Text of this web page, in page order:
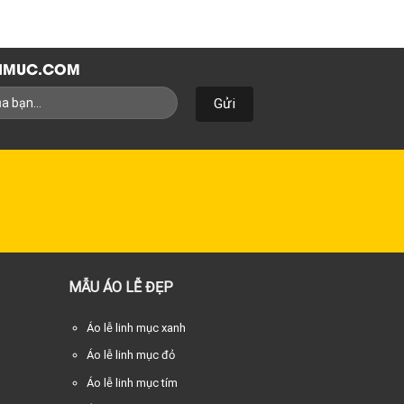
MẪU ÁO LỄ ĐẸP
Áo lễ linh mục xanh
Áo lễ linh mục đỏ
Áo lễ linh mục tím